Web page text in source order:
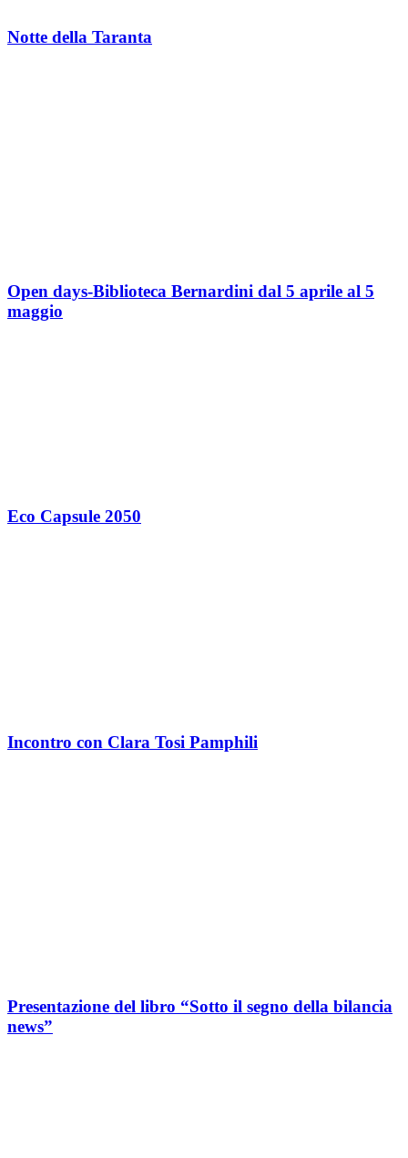
Notte della Taranta
Open days-Biblioteca Bernardini dal 5 aprile al 5
maggio
Eco Capsule 2050
Incontro con Clara Tosi Pamphili
Presentazione del libro “Sotto il segno della bilancia
news”